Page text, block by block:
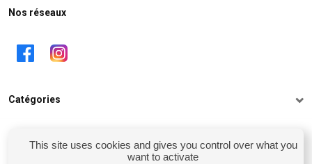
Nos réseaux
Catégories
This site uses cookies and gives you control over what you
want to activate